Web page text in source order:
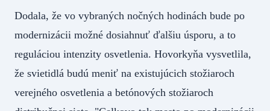
Dodala, že vo vybraných nočných hodinách bude po
modernizácii možné dosiahnuť ďalšiu úsporu, a to
reguláciou intenzity osvetlenia. Hovorkyňa vysvetlila,
že svietidlá budú meniť na existujúcich stožiaroch
verejného osvetlenia a betónových stožiaroch